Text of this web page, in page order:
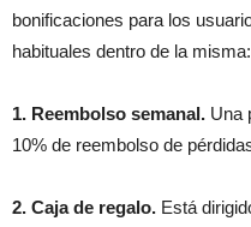
bonificaciones para los
habituales dentro de la misma:
1. Reembolso semanal. Una
10% de reembolso de
2. Caja de regalo. Está